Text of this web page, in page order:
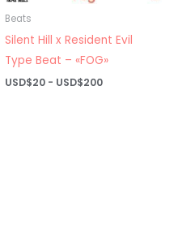
Beats
Silent Hill x Resident Evil
Type Beat – «FOG»
USD$20 - USD$200Rango